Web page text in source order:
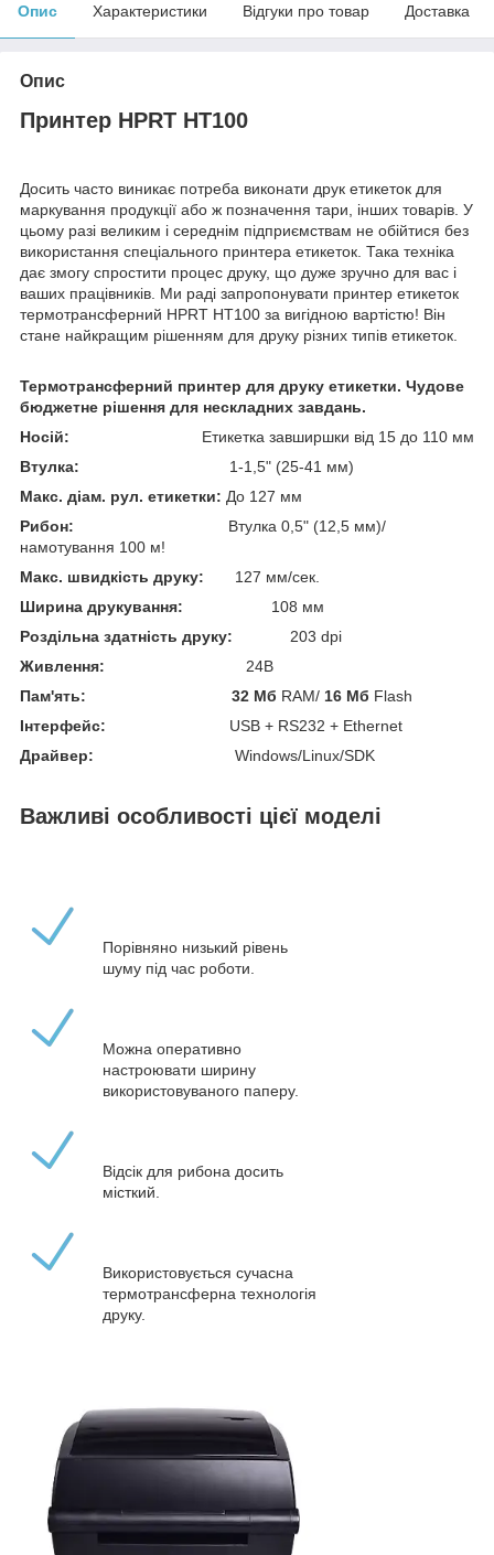
Опис Характеристики Відгуки про товар Доставка
Опис
Принтер HPRT HT100
Досить часто виникає потреба виконати друк етикеток для
маркування продукції або ж позначення тари, інших товарів. У
цьому разі великим і середнім підприємствам не обійтися без
використання спеціального принтера етикеток. Така техніка
дає змогу спростити процес друку, що дуже зручно для вас і
ваших працівників. Ми раді запропонувати принтер етикеток
термотрансферний HPRT HT100 за вигідною вартістю! Він
стане найкращим рішенням для друку різних типів етикеток.
Термотрансферний принтер для друку етикетки. Чудове
бюджетне рішення для нескладних завдань.
Носій: Етикетка завширшки від 15 до 110 мм
Втулка: 1-1,5" (25-41 мм)
Макс. діам. рул. етикетки: До 127 мм
Рибон: Втулка 0,5" (12,5 мм)/
намотування 100 м!
Макс. швидкість друку: 127 мм/сек.
Ширина друкування: 108 мм
Роздільна здатність друку: 203 dpi
Живлення: 24В
Пам'ять:
32 Мб RAM/ 16 Мб Flash
Інтерфейс: USB + RS232 + Ethernet
Драйвер: Windows/Linux/SDK
Важливі особливості цієї моделі
Порівняно низький рівень
шуму під час роботи.
Можна оперативно
настроювати ширину
використовуваного паперу.
Відсік для рибона досить
місткий.
Використовується сучасна
термотрансферна технологія
друку.